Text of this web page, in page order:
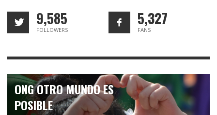
9,585
FOLLOWERS
5,327
FANS
ONG OTRO MUNDO ES
POSIBLE